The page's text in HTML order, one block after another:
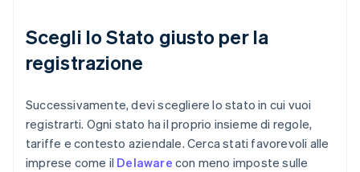
Scegli lo Stato giusto per la
registrazione
Successivamente, devi scegliere lo stato in cui vuoi
registrarti. Ogni stato ha il proprio insieme di regole,
tariffe e contesto aziendale. Cerca stati favorevoli alle
imprese come il Delaware con meno imposte sulle